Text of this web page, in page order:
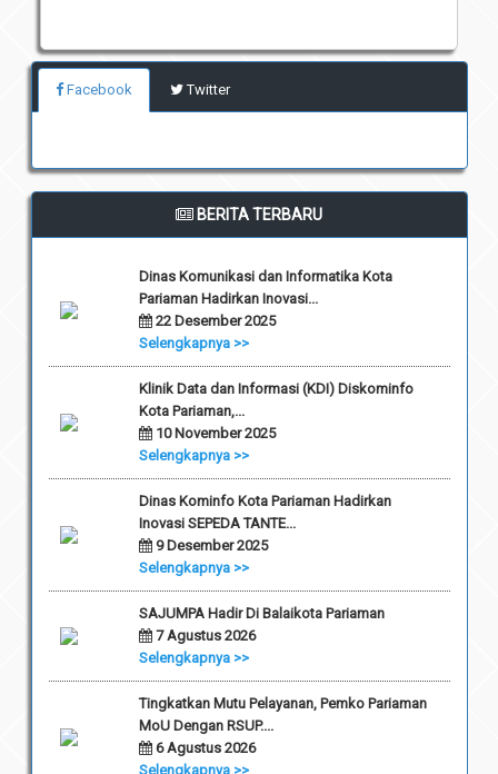
Facebook Twitter
BERITA TERBARU
Dinas Komunikasi dan Informatika Kota
Pariaman Hadirkan Inovasi...
22 Desember 2025
Selengkapnya >>
Klinik Data dan Informasi (KDI) Diskominfo
Kota Pariaman,...
10 November 2025
Selengkapnya >>
Dinas Kominfo Kota Pariaman Hadirkan
Inovasi SEPEDA TANTE...
9 Desember 2025
Selengkapnya >>
SAJUMPA Hadir Di Balaikota Pariaman
7 Agustus 2026
Selengkapnya >>
Tingkatkan Mutu Pelayanan, Pemko Pariaman
MoU Dengan RSUP....
6 Agustus 2026
Selengkapnya >>